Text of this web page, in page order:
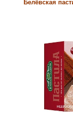
Белёвская